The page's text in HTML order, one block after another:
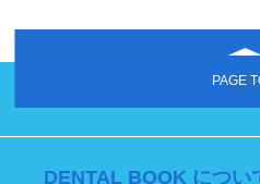
PAGE
DENTAL BOOK につい